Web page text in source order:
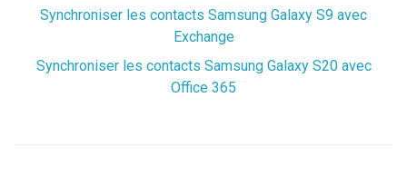
Synchroniser les contacts Samsung Galaxy S9 avec
Exchange
Synchroniser les contacts Samsung Galaxy S20 avec
Office 365